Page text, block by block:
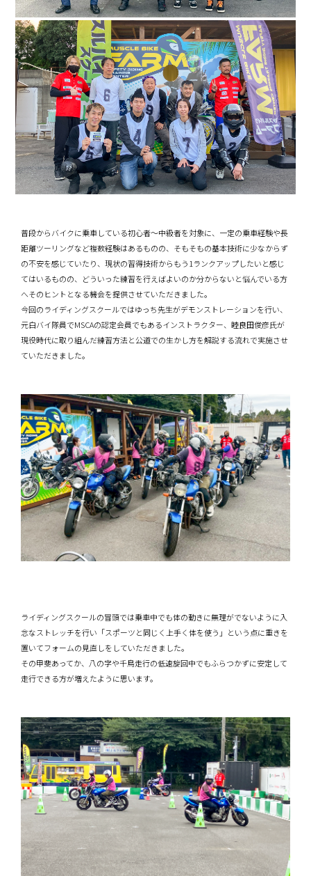
普段からバイクに乗車している初心者〜中級者を対象に、一定の乗車経験や長
距離ツーリングなど複数経験はあるものの、そもそもの基本技術に少なからず
の不安を感じていたり、現状の習得技術からもう1ランクアップしたいと感じ
てはいるものの、どういった練習を行えばよいのか分からないと悩んでいる方
へそのヒントとなる機会を提供させていただきました。
今回のライディングスクールではゆっち先生がデモンストレーションを行い、
元白バイ隊員でMSCAの認定会員でもあるインストラクター、睦良田俊彦氏が
現役時代に取り組んだ練習方法と公道での生かし方を解説する流れで実施させ
ていただきました。
ライディングスクールの冒頭では乗車中でも体の動きに無理がでないように入
念なストレッチを行い「スポーツと同じく上手く体を使う」という点に重きを
置いてフォームの見直しをしていただきました。
その甲斐あってか、八の字や千鳥走行の低速旋回中でもふらつかずに安定して
走行できる方が増えたように思います。